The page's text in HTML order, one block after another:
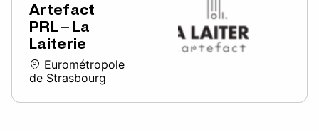
Artefact
PRL – La
Laiterie
Eurométropole
de Strasbourg